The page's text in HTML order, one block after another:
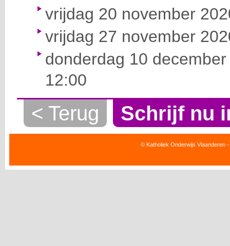
vrijdag 20 november
vrijdag 27 november
donderdag 10
12:00
< Terug Schrijf nu
© Katholiek Onderwijs Vlaanderen